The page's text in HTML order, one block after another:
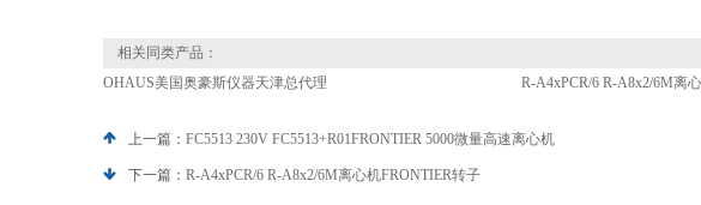
相关同类产品：
OHAUS美国奥豪斯仪器天津总代理
R-A4xPCR/6 R-A8x2/6M离
上一篇： FC5513 230V FC5513+R01FRONTIER 5000微量高速离心机
下一篇： R-A4xPCR/6 R-A8x2/6M离心机FRONTIER转子